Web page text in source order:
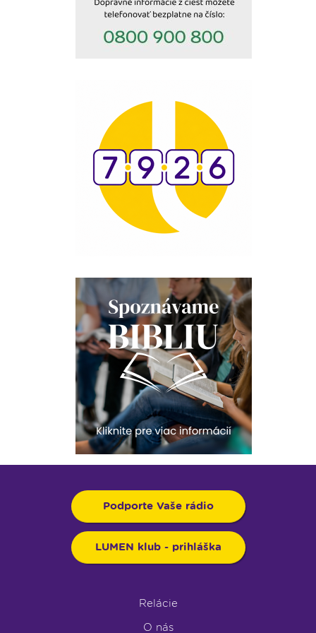
Podporte Vaše rádio
LUMEN klub - prihláška
Relácie
O nás